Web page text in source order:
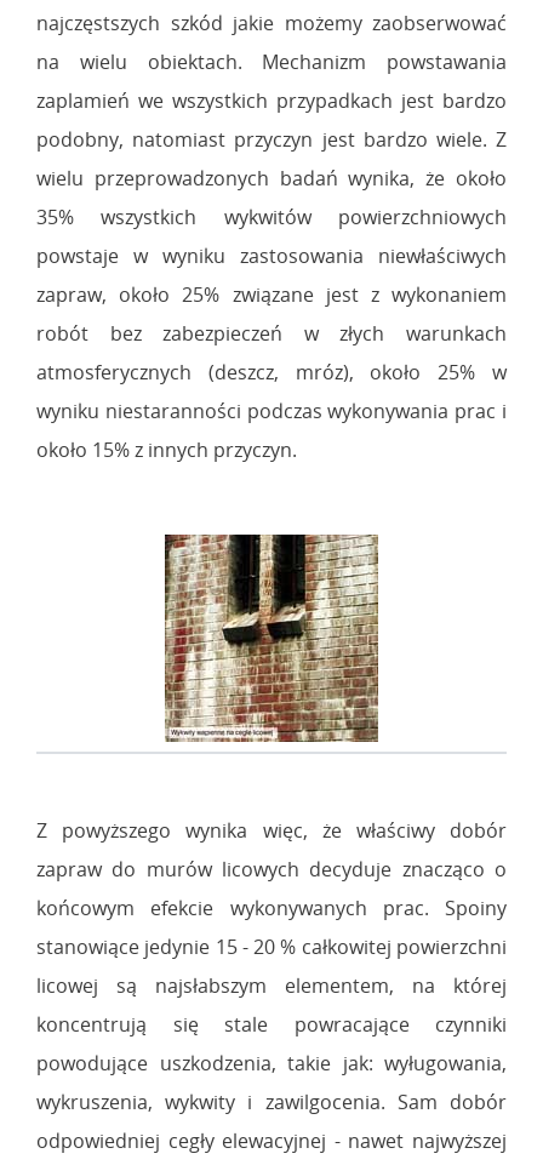
najczęstszych szkód jakie możemy zaobserwować
na wielu obiektach. Mechanizm powstawania
zaplamień we wszystkich przypadkach jest bardzo
podobny, natomiast przyczyn jest bardzo wiele. Z
wielu przeprowadzonych badań wynika, że około
35% wszystkich wykwitów powierzchniowych
powstaje w wyniku zastosowania niewłaściwych
zapraw, około 25% związane jest z wykonaniem
robót bez zabezpieczeń w złych warunkach
atmosferycznych (deszcz, mróz), około 25% w
wyniku niestaranności podczas wykonywania prac i
około 15% z innych przyczyn.
Z powyższego wynika więc, że właściwy dobór
zapraw do murów licowych decyduje znacząco o
końcowym efekcie wykonywanych prac. Spoiny
stanowiące jedynie 15 - 20 % całkowitej powierzchni
licowej są najsłabszym elementem, na której
koncentrują się stale powracające czynniki
powodujące uszkodzenia, takie jak: wyługowania,
wykruszenia, wykwity i zawilgocenia. Sam dobór
odpowiedniej cegły elewacyjnej - nawet najwyższej